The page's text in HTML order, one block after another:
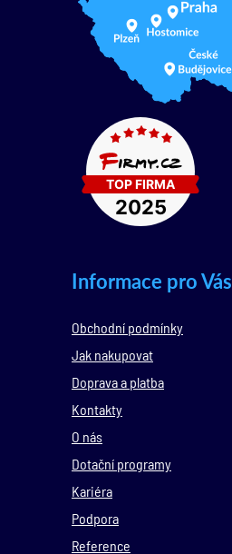
Informace pro Vás
Obchodní podmínky
Jak nakupovat
Doprava a platba
Kontakty
O nás
Dotační programy
Kariéra
Podpora
Reference